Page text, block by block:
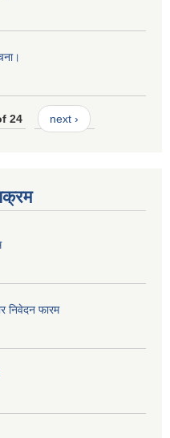
24 next ›
निवेदन फारम